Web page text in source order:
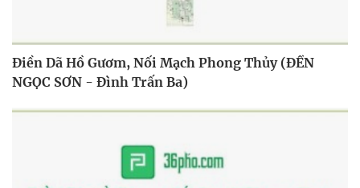
Điền Dã Hồ Gươm, Nối Mạch Phong Thủy (ĐỀN
NGỌC SƠN - Đình Trấn Ba)